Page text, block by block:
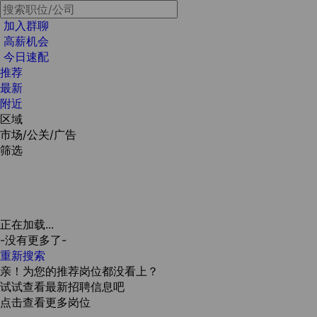
加入群聊
高薪机会
今日速配
推荐
最新
附近
区域
市场/公关/广告
筛选
正在加载...
-没有更多了-
重新搜索
亲！为您的推荐岗位都没看上？
试试查看最新招聘信息吧
点击查看更多岗位